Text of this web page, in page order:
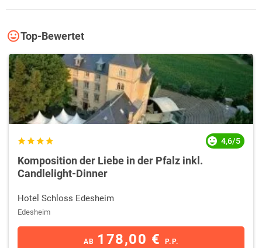
Top-Bewertet
4,6/5
Komposition der Liebe in der Pfalz inkl.
Candlelight-Dinner
Hotel Schloss Edesheim
Edesheim
AB 178,00 € P.P.